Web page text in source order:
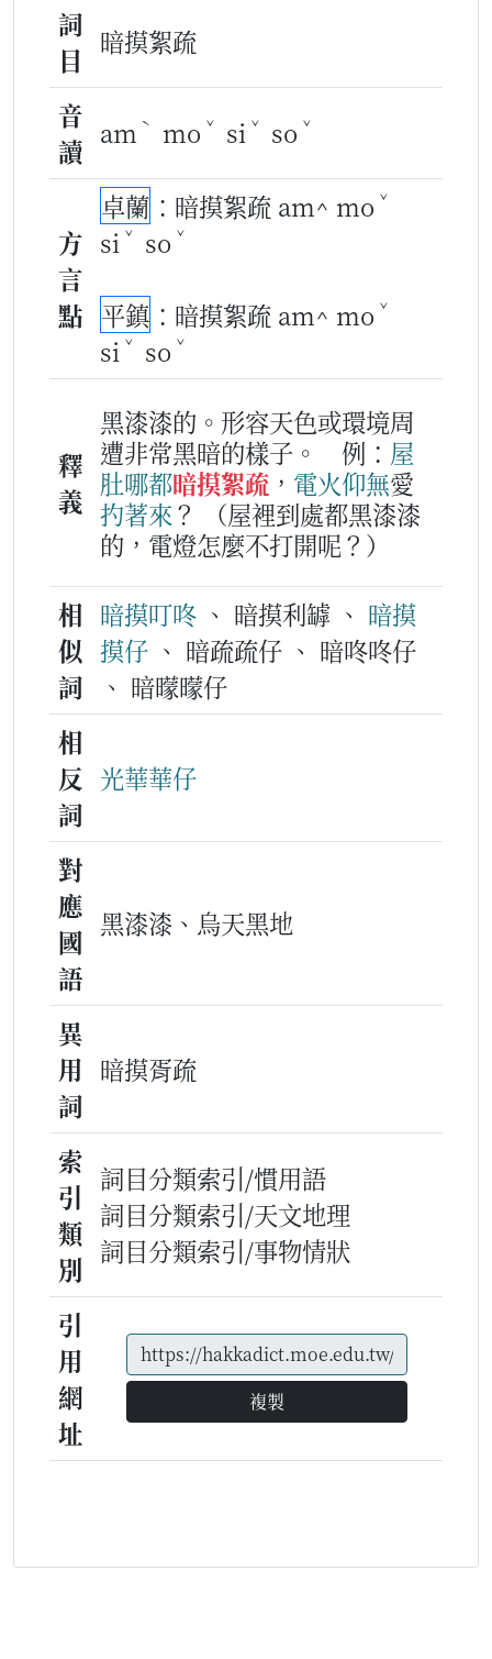
詞
目
暗摸絮疏
音
讀
am ˋ mo ˇ si ˇ so ˇ
方
言
點
卓蘭 ：暗摸絮疏 am^ mo ˇ
si ˇ so ˇ
平鎮 ：暗摸絮疏 am^ mo ˇ
si ˇ so ˇ
釋
義
黑漆漆的。形容天色或環境周
遭非常黑暗的樣子。
例： 屋
肚哪都暗摸絮疏 ， 電火仰無愛
扚著來？
（屋裡到處都黑漆漆
的，電燈怎麼不打開呢？）
相
似
詞
暗摸叮咚 、 暗摸利罅 、 暗摸
摸仔 、 暗疏疏仔 、 暗咚咚仔
、 暗曚曚仔
相
反
詞
光華華仔
對
應
國
語
黑漆漆、烏天黑地
異
用
詞
暗摸胥疏
索
引
類
別
詞目分類索引/慣用語
詞目分類索引/天文地理
詞目分類索引/事物情狀
引
用
網
址
複製